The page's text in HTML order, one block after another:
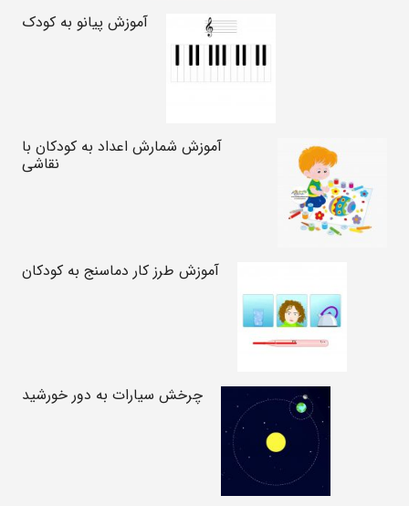
آموزش پیانو به کودک
آموزش شمارش اعداد به کودکان با
نقاشی
آموزش طرز کار دماسنج به کودکان
چرخش سیارات به دور خورشید